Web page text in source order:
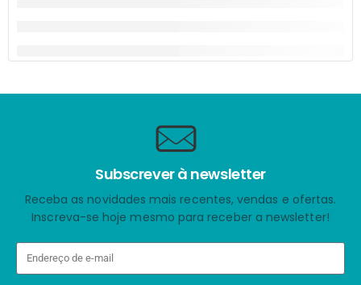
Subscrever à newsletter
Receba as novidades mais recentes, vendas e ofertas.
Inscreva-se hoje mesmo para receber a newsletter!